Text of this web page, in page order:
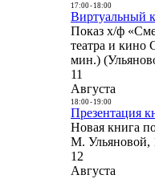
17:00- 18:00
Виртуальный
Показ х/ф
театра и кино
мин.)
11
Августа
18:00- 19:00
Презентация
Новая книга
М. Ульяновой,
12
Августа